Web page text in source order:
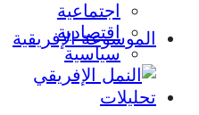
الموسوعة الإفريقية
تحليلات
اجتماعية
اقتصادية
سياسية